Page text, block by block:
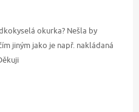
okurka? Nešla by
jiným jako je např. nakládaná